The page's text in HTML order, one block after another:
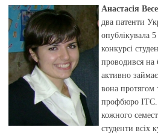
Анастасія
два патенти
опублікувала
конкурсі
проводився на
активно
вона протягом
профбюро ІТС.
кожного
студенти всіх